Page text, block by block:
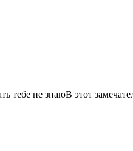
не знаюВ этот